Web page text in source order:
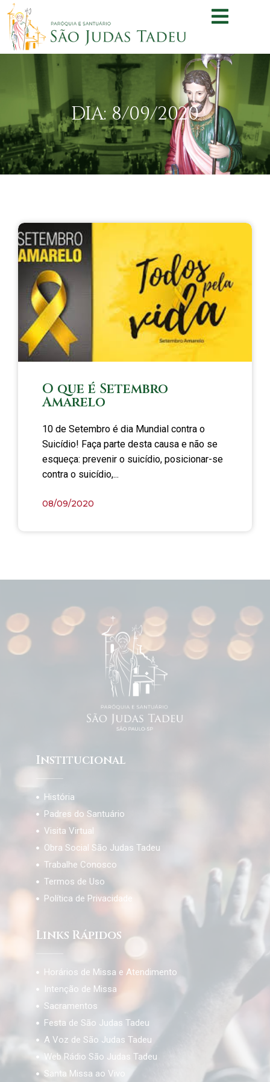
DIA: 8/09/2020
O que é Setembro
Amarelo
10 de Setembro é dia Mundial contra o
Suicídio! Faça parte desta causa e não se
esqueça: prevenir o suicídio, posicionar-se
contra o suicídio,...
08/09/2020
Institucional
História
Padres do Santuário
Visita Virtual
Obra Social São Judas Tadeu
Trabalhe Conosco
Termos de Uso
Política de Privacidade
Links Rápidos
Horários de Missa e Atendimento
Intenção de Missa
Sacramentos
Festa de São Judas Tadeu
A Voz de São Judas Tadeu
Web Rádio São Judas Tadeu
Santa Missa ao Vivo